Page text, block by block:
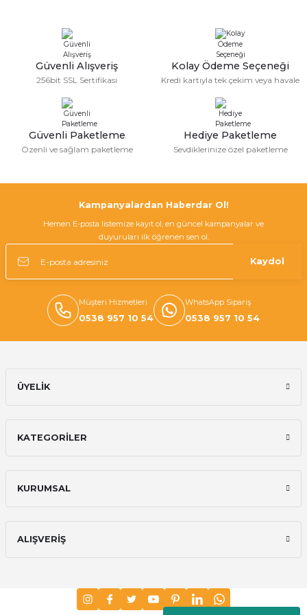
Ürün resmi kalitesiz, bozuk veya görüntülenemiyor.
Ürün açıklamasında eksik bilgiler bulunuyor.
Ürün bilgilerinde hatalar bulunuyor.
Ürün fiyatı diğer sitelerden daha pahalı.
Bu ürüne benzer farklı alternatifler olmalı.
Deneyimini Paylaş
Güvenli Alışveriş
256bit SSL Sertifikası
Kolay Ödeme Seçeneği
Kredi kartıyla tek çekim veya havale
Güvenli Paketleme
Özenli ve sağlam paketleme
Hediye Paketleme
Sevdiklerinize özel paketleme
Kampanyalardan Haberdar Ol!
Hemen E-posta listemize kayıt ol, en güncel kampanyalar ve
duyuruları ilk öğrenen sen ol.
Kaydol
Müşteri Hizmetleri
0538 957 10 54
WhatsApp Sipariş
0538 957 10 54
ÜYELİK
KATEGORİLER
KURUMSAL
ALIŞVERİŞ